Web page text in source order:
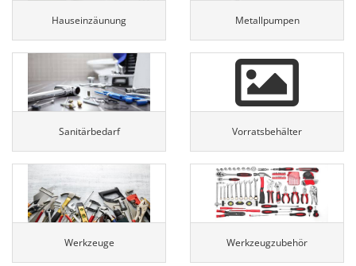
Hauseinzäunung Metallpumpen
Sanitärbedarf Vorratsbehälter
Werkzeuge Werkzeugzubehör